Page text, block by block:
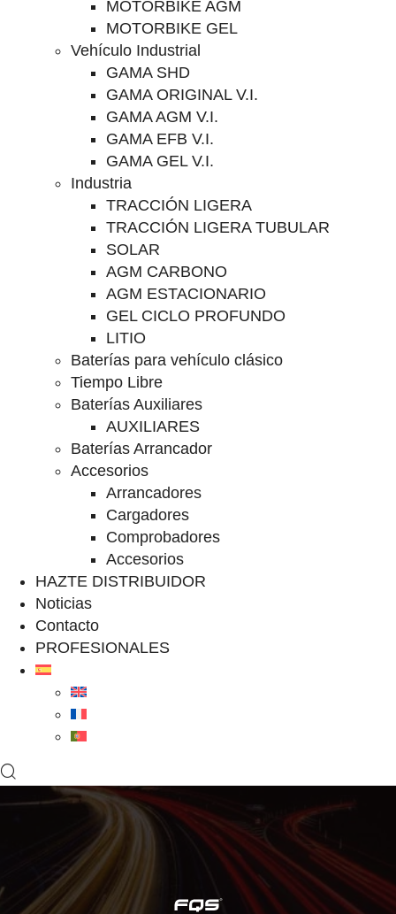
MOTORBIKE AGM
MOTORBIKE GEL
Vehículo Industrial
GAMA SHD
GAMA ORIGINAL V.I.
GAMA AGM V.I.
GAMA EFB V.I.
GAMA GEL V.I.
Industria
TRACCIÓN LIGERA
TRACCIÓN LIGERA TUBULAR
SOLAR
AGM CARBONO
AGM ESTACIONARIO
GEL CICLO PROFUNDO
LITIO
Baterías para vehículo clásico
Tiempo Libre
Baterías Auxiliares
AUXILIARES
Baterías Arrancador
Accesorios
Arrancadores
Cargadores
Comprobadores
Accesorios
HAZTE DISTRIBUIDOR
Noticias
Contacto
PROFESIONALES